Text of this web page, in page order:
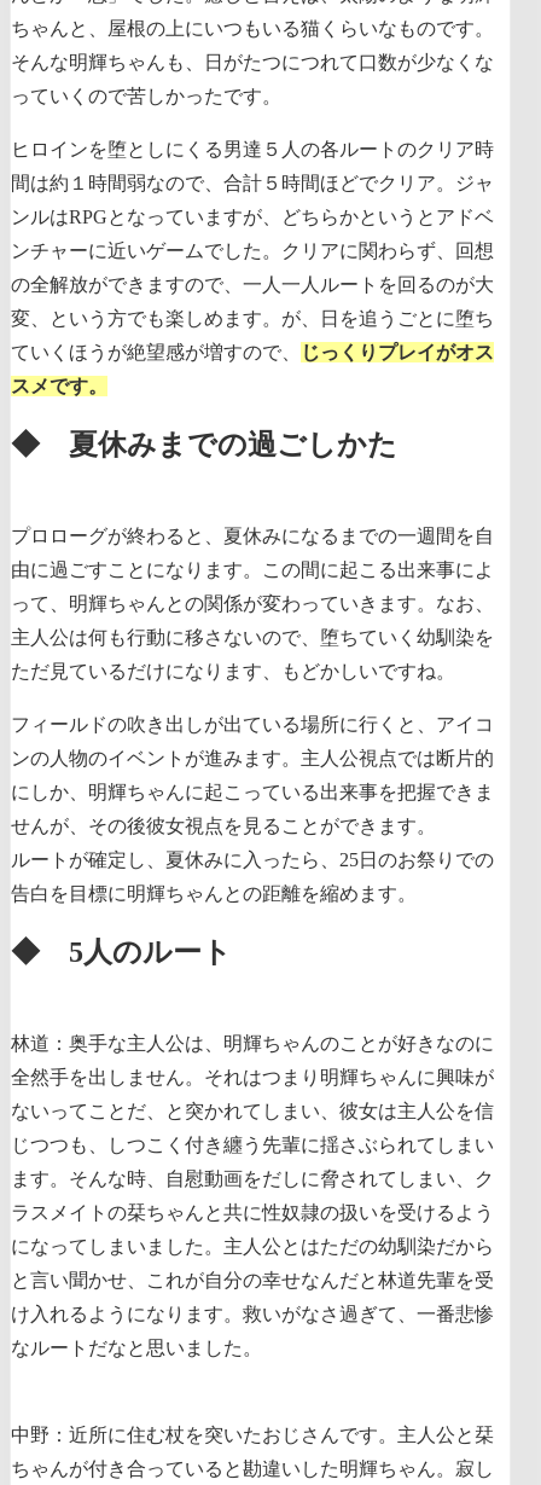
ちゃんと、屋根の上にいつもいる猫くらいなものです。
そんな明輝ちゃんも、日がたつにつれて口数が少なくな
っていくので苦しかったです。
ヒロインを堕としにくる男達５人の各ルートのクリア時
間は約１時間弱なので、合計５時間ほどでクリア。ジャ
ンルはRPGとなっていますが、どちらかというとアドベ
ンチャーに近いゲームでした。クリアに関わらず、回想
の全解放ができますので、一人一人ルートを回るのが大
変、という方でも楽しめます。が、日を追うごとに堕ち
ていくほうが絶望感が増すので、
じっくりプレイがオス
スメです。
◆ 夏休みまでの過ごしかた
プロローグが終わると、夏休みになるまでの一週間を自
由に過ごすことになります。この間に起こる出来事によ
って、明輝ちゃんとの関係が変わっていきます。なお、
主人公は何も行動に移さないので、堕ちていく幼馴染を
ただ見ているだけになります、もどかしいですね。
フィールドの吹き出しが出ている場所に行くと、アイコ
ンの人物のイベントが進みます。主人公視点では断片的
にしか、明輝ちゃんに起こっている出来事を把握できま
せんが、その後彼女視点を見ることができます。
ルートが確定し、夏休みに入ったら、25日のお祭りでの
告白を目標に明輝ちゃんとの距離を縮めます。
◆ 5人のルート
林道：奥手な主人公は、明輝ちゃんのことが好きなのに
全然手を出しません。それはつまり明輝ちゃんに興味が
ないってことだ、と突かれてしまい、彼女は主人公を信
じつつも、しつこく付き纏う先輩に揺さぶられてしまい
ます。そんな時、自慰動画をだしに脅されてしまい、ク
ラスメイトの栞ちゃんと共に性奴隷の扱いを受けるよう
になってしまいました。主人公とはただの幼馴染だから
と言い聞かせ、これが自分の幸せなんだと林道先輩を受
け入れるようになります。救いがなさ過ぎて、一番悲惨
なルートだなと思いました。
中野：近所に住む杖を突いたおじさんです。主人公と栞
ちゃんが付き合っていると勘違いした明輝ちゃん。寂し